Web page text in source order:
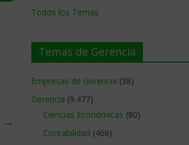
→
Todos los Temas
Temas de Gerencia
Empresas de Gerencia (38)
Gerencia (9.477)
Ciencias Económicas (80)
Contabilidad (466)